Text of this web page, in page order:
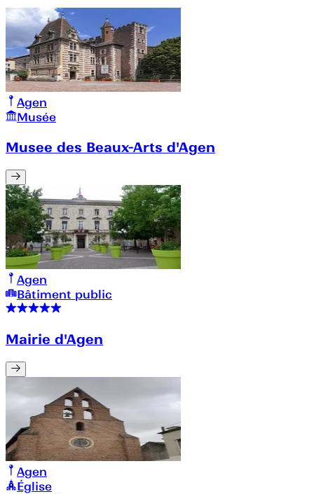
Agen
Musée
Musee des Beaux-Arts d'Agen
Agen
Bâtiment public
Mairie d'Agen
Agen
Église